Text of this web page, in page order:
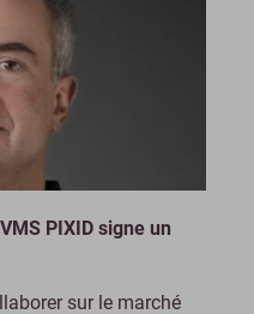
PIXID signe un
sur le marché